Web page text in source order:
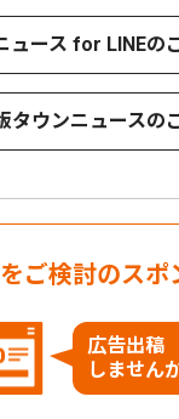
ュース for LINEの
タウンニュースの
ご検討のスポ
広告出稿
しません